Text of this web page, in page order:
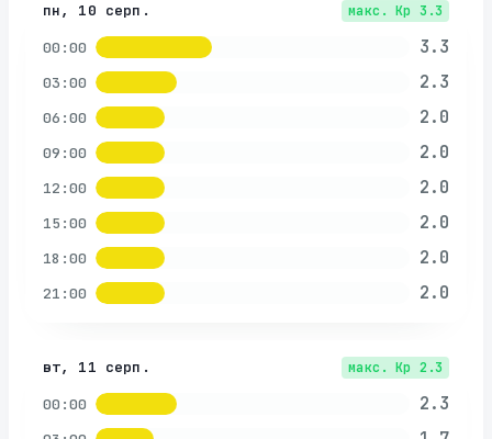
пн, 10 серп. макс. Kp 3.3
00:00 3.3
03:00 2.3
06:00 2.0
09:00 2.0
12:00 2.0
15:00 2.0
18:00 2.0
21:00 2.0
вт, 11 серп. макс. Kp 2.3
00:00 2.3